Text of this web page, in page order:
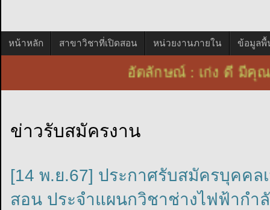
หน้าหลัก สาขาวิชาที่เปิดสอน หน่วยงานภายใน ข้อมูลพื้
อัตลักษณ์ : เก่ง ดี
ข่าวรับสมัครงาน
[14 พ.ย.67] ประกาศรับสมัครบุคคล
สอน ประจำแผนกวิชาช่างไฟฟ้ากำ